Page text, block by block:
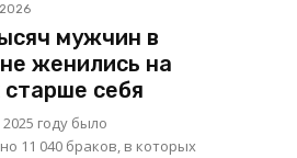
мужчин в
женились на
себя
году было
11 040 браков, в которых